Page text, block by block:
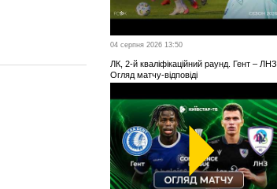
04 серпня 2026 13:50
ЛК, 2-й кваліфікаційний раунд. Гент – ЛНЗ.
Огляд матчу-відповіді